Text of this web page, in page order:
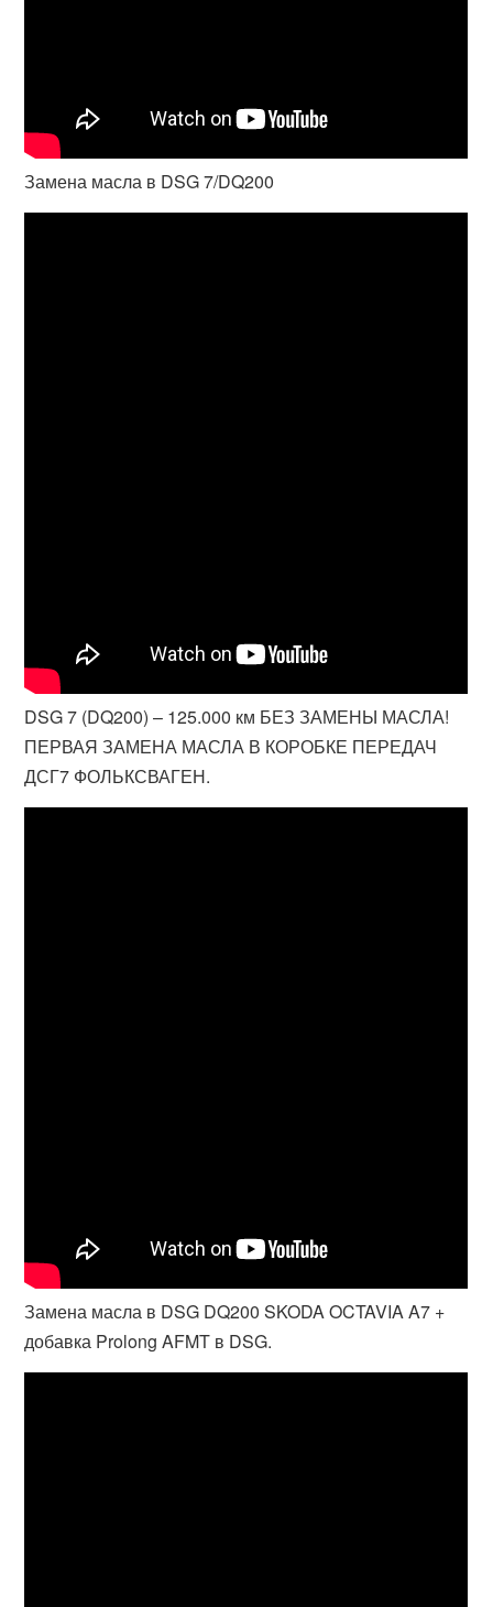
Замена масла в DSG 7/DQ200
DSG 7 (DQ200) – 125.000 км БЕЗ ЗАМЕНЫ МАСЛА!
ПЕРВАЯ ЗАМЕНА МАСЛА В КОРОБКЕ ПЕРЕДАЧ
ДСГ7 ФОЛЬКСВАГЕН.
Замена масла в DSG DQ200 SKODA OCTAVIA A7 +
добавка Prolong AFMT в DSG.